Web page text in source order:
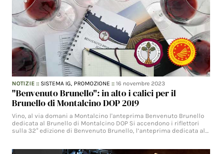
NOTIZIE :: SISTEMA IG, PROMOZIONE ::16 novembre 2023
"Benvenuto Brunello": in alto i calici per il
Brunello di Montalcino DOP 2019
Vino, al via domani a Montalcino l'anteprima Benvenuto Brunello
dedicata al Brunello di Montalcino DOP Si accendono i riflettori
sulla 32° edizione di Benvenuto Brunello, l’anteprima dedicata al…